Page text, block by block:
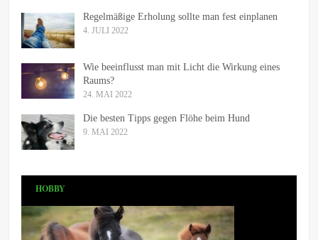
Regelmäßige Erholung sollte man fest einplanen
4. JULI 2022
Wie beeinflusst man mit Licht die Wirkung eines
Raums?
24. MAI 2022
Die besten Tipps gegen Flöhe beim Hund
9. MAI 2022
HOBBY